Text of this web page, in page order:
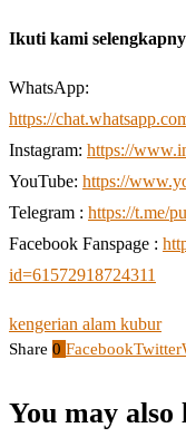
Ikuti kami
WhatsApp:
https://
Instagram: https://
YouTube: https://
Telegram : https://t.me/
Facebook Fanspage :
id=61572918724311
kengerian alam kubur
Share 0 FacebookTwitter
You may also